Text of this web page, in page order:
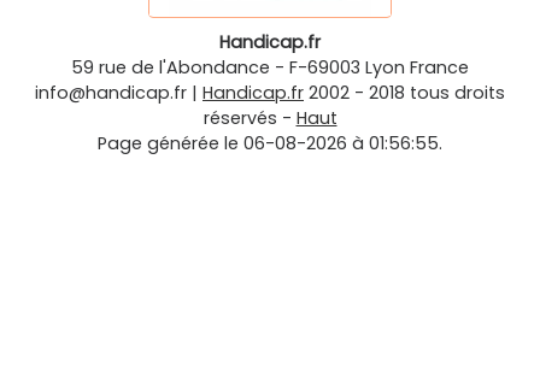
Handicap.fr
59 rue de l'Abondance - F-69003 Lyon France
info@handicap.fr | Handicap.fr 2002 - 2018 tous droits
réservés - Haut
Page générée le 06-08-2026 à 01:56:55.